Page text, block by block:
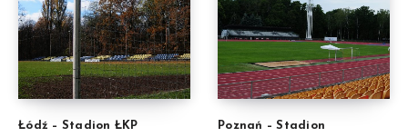
Łódź – Stadion ŁKP
Poznań – Stadion